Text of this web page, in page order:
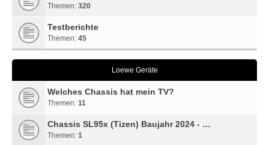
Themen: 320
Testberichte
Themen: 45
Loewe Geräte
Welches Chassis hat mein TV?
Themen: 11
Chassis SL95x (Tizen) Baujahr 2024 - …
Themen: 1